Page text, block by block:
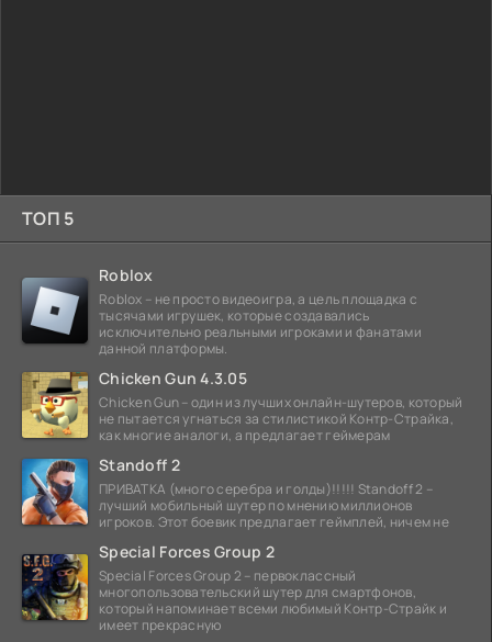
ТОП 5
Roblox
Roblox – не просто видеоигра, а цель площадка с
тысячами игрушек, которые создавались
исключительно реальными игроками и фанатами
данной платформы.
Chicken Gun 4.3.05
Chicken Gun – один из лучших онлайн-шутеров, который
не пытается угнаться за стилистикой Контр-Страйка,
как многие аналоги, а предлагает геймерам
Standoff 2
ПРИВАТКА (много серебра и голды)!!!!! Standoff 2 –
лучший мобильный шутер по мнению миллионов
игроков. Этот боевик предлагает геймплей, ничем не
Special Forces Group 2
Special Forces Group 2 – первоклассный
многопользовательский шутер для смартфонов,
который напоминает всеми любимый Контр-Страйк и
имеет прекрасную